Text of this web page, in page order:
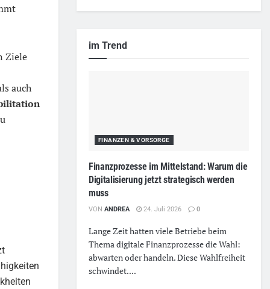
Ziele
auch
im Trend
FINANZEN & VORSORGE
Finanzprozesse im Mittelstand: Warum die
Digitalisierung jetzt strategisch werden
muss
VON ANDREA 24. Juli 2026 0
Lange Zeit hatten viele Betriebe beim
Thema digitale Finanzprozesse die Wahl:
abwarten oder handeln. Diese Wahlfreiheit
schwindet....